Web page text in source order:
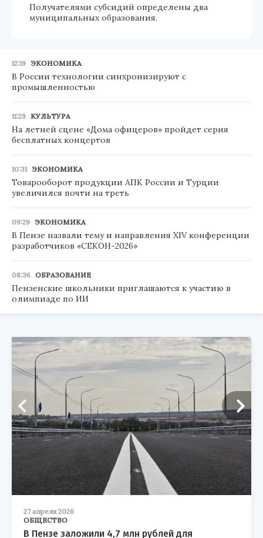
Получателями субсидий определены два
муниципальных образования.
12:19 ЭКОНОМИКА
В России технологии синхронизируют с
промышленностью
11:29 КУЛЬТУРА
На летней сцене «Дома офицеров» пройдет серия
бесплатных концертов
10:31 ЭКОНОМИКА
Товарооборот продукции АПК России и Турции
увеличился почти на треть
09:29 ЭКОНОМИКА
В Пензе назвали тему и направления XIV конференции
разработчиков «СЕКОН-2026»
08:36 ОБРАЗОВАНИЕ
Пензенские школьники приглашаются к участию в
олимпиаде по ИИ
27 апреля 2026
ОБЩЕСТВО
В Пензе заложили 4,7 млн рублей для